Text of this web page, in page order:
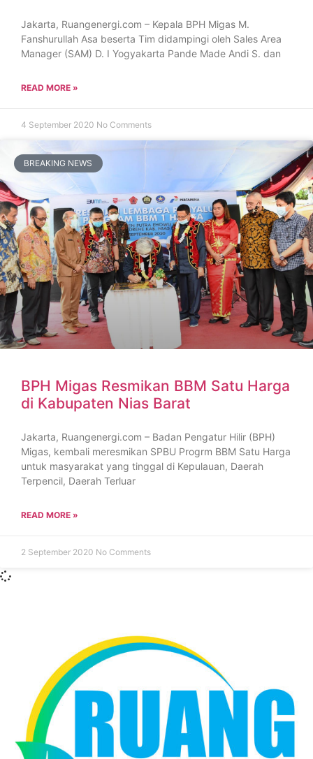
Jakarta, Ruangenergi.com – Kepala BPH Migas M.
Fanshurullah Asa beserta Tim didampingi oleh Sales Area
Manager (SAM) D. I Yogyakarta Pande Made Andi S. dan
READ MORE »
4 September 2020 No Comments
BREAKING NEWS
BPH Migas Resmikan BBM Satu Harga
di Kabupaten Nias Barat
Jakarta, Ruangenergi.com – Badan Pengatur Hilir (BPH)
Migas, kembali meresmikan SPBU Progrm BBM Satu Harga
untuk masyarakat yang tinggal di Kepulauan, Daerah
Terpencil, Daerah Terluar
READ MORE »
2 September 2020 No Comments